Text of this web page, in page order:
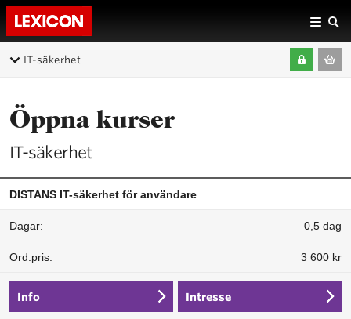
IT-säkerhet
Öppna kurser
IT-säkerhet
DISTANS IT-säkerhet för användare
0,5 dag
3 600 kr
Info Intresse